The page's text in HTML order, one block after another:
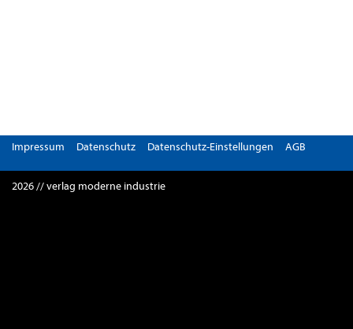
Impressum Datenschutz Datenschutz-Einstellungen AGB
2026 // verlag moderne industrie